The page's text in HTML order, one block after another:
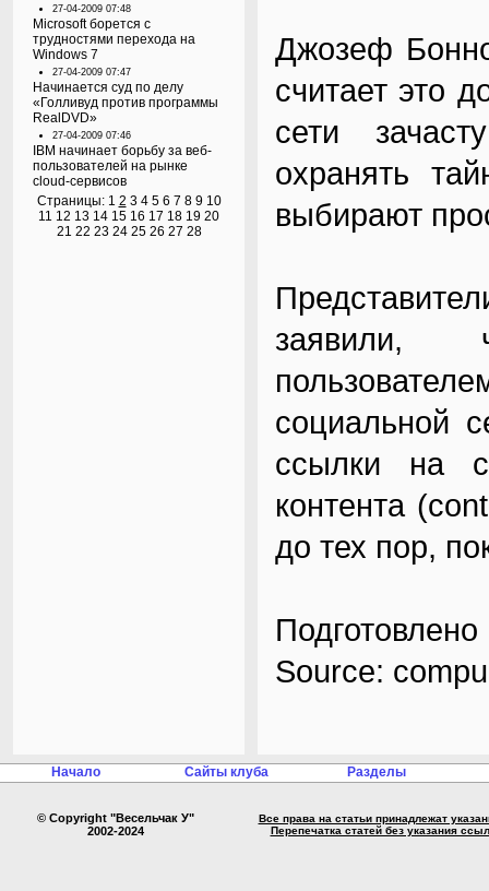
27-04-2009 07:48
Microsoft борется с
трудностями перехода на
Windows 7
27-04-2009 07:47
Начинается суд по делу
«Голливуд против программы
RealDVD»
27-04-2009 07:46
IBM начинает борьбу за веб-
пользователей на рынке
cloud-сервисов
Страницы: 1 2 3 4 5 6 7 8 9 10
11 12 13 14 15 16 17 18 19 20
21 22 23 24 25 26 27 28
Джозеф
считает это
сети
охранять
выбирают
заявили,
социальной
ссылки на
контента
до тех пор,
Source:
Начало Сайты клуба Разделы
© Copyright "Весельчак У"
2002-2024
Все права на статьи принадлежат
Перепечатка статей без указания